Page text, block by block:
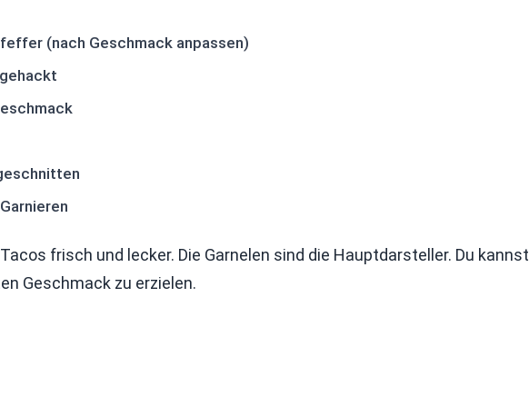
(nach Geschmack anpassen)
frisch und lecker. Die Garnelen sind die Hauptdarsteller. Du kannst
Geschmack zu erzielen.